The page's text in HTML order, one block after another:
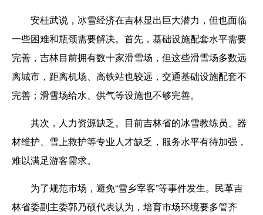
安桂武说，冰雪经济在吉林显出巨大潜力，但也面临
一些困难和瓶颈需要解决。首先，基础设施配套水平需要
完善，吉林目前拥有数十家滑雪场，但这些滑雪场多数远
离城市，距离机场、高铁站也较远，交通基础设施配套不
完善；滑雪场给水、供气等设施也不够完善。
其次，人力资源缺乏。目前吉林省的冰雪教练员、器
材维护、雪上救护等专业人才缺乏，服务水平有待加强，
难以满足游客需求。
为了规范市场，避免“雪乡宰客”等事件发生。民革吉
林省委副主委郭乃硕代表认为，培育市场环境要多管齐